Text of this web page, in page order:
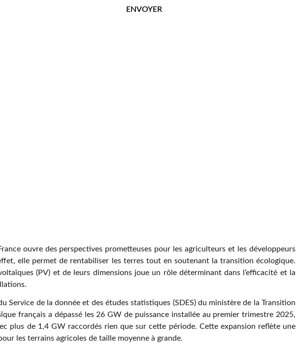
ENVOYER
France ouvre des perspectives prometteuses pour les agriculteurs et les développeurs
elle permet de rentabiliser les terres tout en soutenant la transition écologique.
(PV) et de leurs dimensions joue un rôle déterminant dans l’efficacité et la
Service de la donnée et des études statistiques (SDES) du ministère de la Transition
français a dépassé les 26 GW de puissance installée au premier trimestre 2025,
plus de 1,4 GW raccordés rien que sur cette période. Cette expansion reflète une
les terrains agricoles de taille moyenne à grande.